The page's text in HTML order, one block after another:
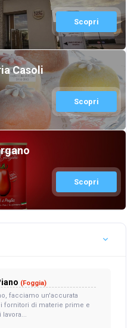
Scopri
Casoli
Scopri
Scopri
(Foggia)
facciamo un'accurata
fornitori di materie prime e